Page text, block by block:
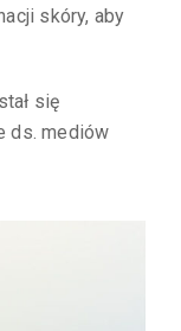
skóry, aby
się
ds. mediów